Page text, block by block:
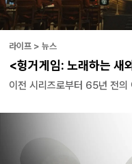
라이프 > 뉴스
<헝거게임: 노래하는 새
이전 시리즈로부터 65년 전의